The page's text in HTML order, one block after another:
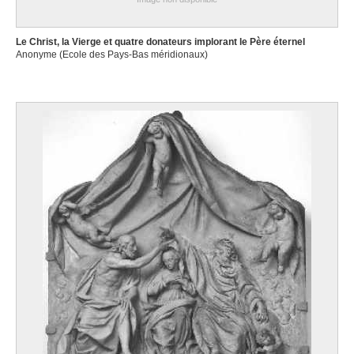
Ecole des Pays-Bas méridionaux, Gand
dernier quart XVe siècle
Ecole des Pays-Bas méridionaux, Malines
Ecole des Pays-Bas méridionaux, Malines
deuxième moitié XVIe siècle
Ecole des Pays-Bas méridionaux, Malines
Ecole des Pays-Bas méridionaux, Malines
vers 1600
Ecole des Pays-Bas méridionaux, Malines
début XVIIe siècle
Ecole des Pays-Bas méridionaux, Malines
ca. 1520-1530
Ecole des Pays-Bas méridionaux, Malines
Le Christ, la Vierge et quatre donateurs implorant le Père éternel
Anonyme (Ecole des Pays-Bas méridionaux)